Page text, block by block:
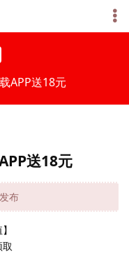
APP送18元
送18元
布